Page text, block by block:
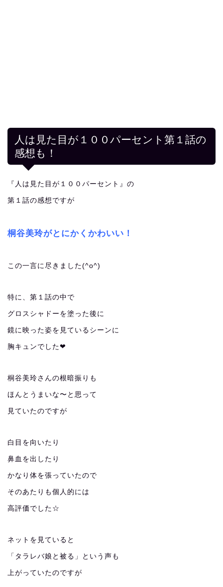
人は見た目が１００パーセント第１話の
感想も！
『人は見た目が１００パーセント』の
第１話の感想ですが
桐谷美玲がとにかくかわいい！
この一言に尽きました(^o^)
特に、第１話の中で
グロスシャドーを塗った後に
鏡に映った姿を見ているシーンに
胸キュンでした❤︎
桐谷美玲さんの根暗振りも
ほんとうまいな〜と思って
見ていたのですが
白目を向いたり
鼻血を出したり
かなり体を張っていたので
そのあたりも個人的には
高評価でした☆
ネットを見ていると
「タラレバ娘と被る」という声も
上がっていたのですが